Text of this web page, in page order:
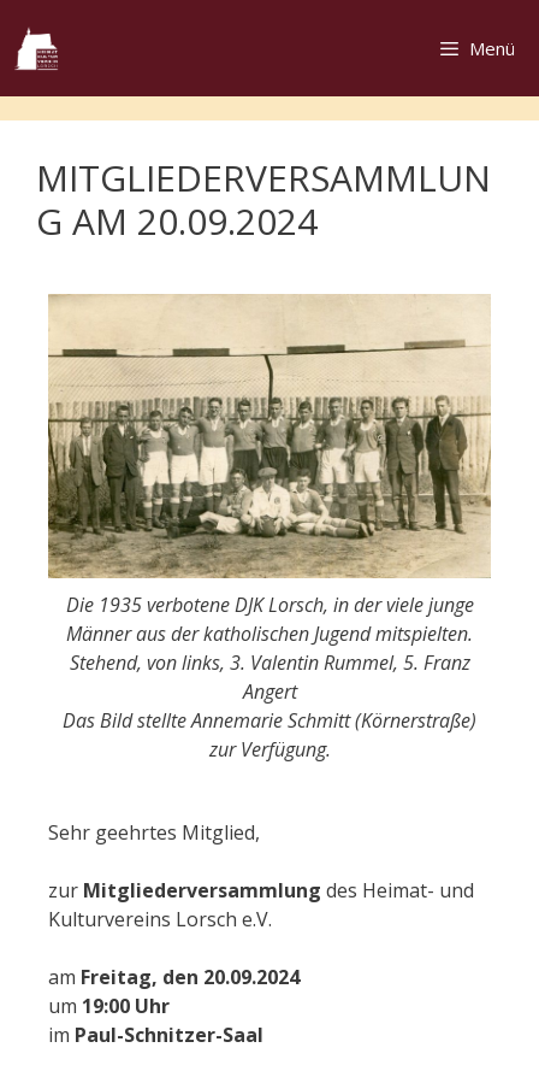
Menü
MITGLIEDERVERSAMMLUN
G AM 20.09.2024
Die 1935 verbotene DJK Lorsch, in der viele junge
Männer aus der katholischen Jugend mitspielten.
Stehend, von links, 3. Valentin Rummel, 5. Franz
Angert
Das Bild stellte Annemarie Schmitt (Körnerstraße)
zur Verfügung.
Sehr geehrtes Mitglied,
zur Mitgliederversammlung des Heimat- und
Kulturvereins Lorsch e.V.
am Freitag, den 20.09.2024
um 19:00 Uhr
im Paul-Schnitzer-Saal